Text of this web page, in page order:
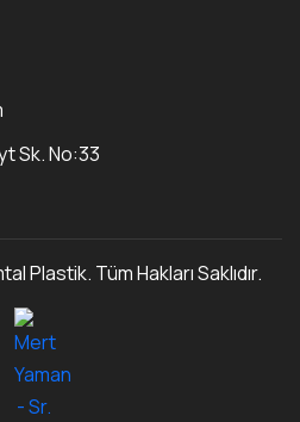
Sk. No:33
Plastik. Tüm Hakları Saklıdır.